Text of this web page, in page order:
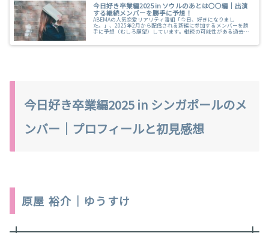
今日好き卒業編2025 in ソウルのあとは〇〇編｜出演
する継続メンバーを勝手に予想！
ABEMAの人気恋愛リアリティ番組「今日、好きになりまし
た。」、2025年2月から配信される新編に参加するメンバーを勝
手に予想（むしろ願望）しています。継続の可能性がある過去出
今日好き卒業編2025 in シンガポールのメ
ンバー｜プロフィールと初見感想
原屋 裕介｜ゆうすけ